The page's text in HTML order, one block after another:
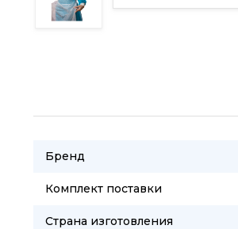
Бренд
Комплект поставки
Страна изготовления